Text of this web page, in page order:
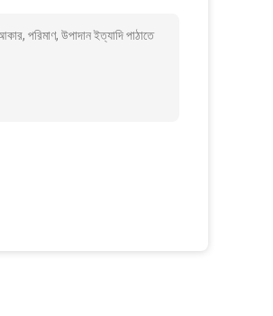
পরিমাণ, উপাদান ইত্যাদি পাঠাতে